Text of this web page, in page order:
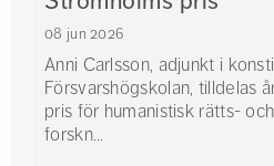
08 jun 2026
Anni Carlsson, adjunkt i
Försvarshögskolan, tilldelas
pris för humanistisk rätts-
forskn...